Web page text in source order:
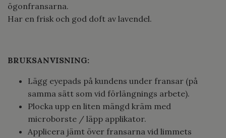
ögonfransarna.
Har en frisk och god doft av lavendel.
BRUKSANVISNING:
Lägg eyepads på kundens under fransar (på
samma sätt som vid förlängnings arbete).
Plocka upp en liten mängd kräm med
microborste / läpp applikator.
Applicera jämt över fransarna vid limmets